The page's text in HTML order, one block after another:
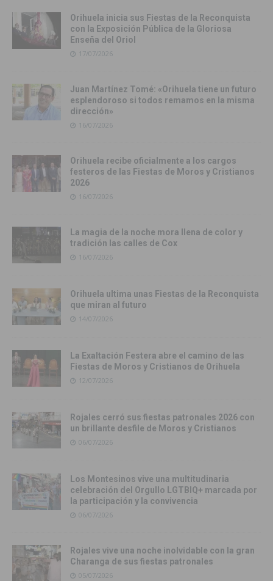
Orihuela inicia sus Fiestas de la Reconquista
con la Exposición Pública de la Gloriosa
Enseña del Oriol
17/07/2026
Juan Martínez Tomé: «Orihuela tiene un futuro
esplendoroso si todos remamos en la misma
dirección»
16/07/2026
Orihuela recibe oficialmente a los cargos
festeros de las Fiestas de Moros y Cristianos
2026
16/07/2026
La magia de la noche mora llena de color y
tradición las calles de Cox
16/07/2026
Orihuela ultima unas Fiestas de la Reconquista
que miran al futuro
14/07/2026
La Exaltación Festera abre el camino de las
Fiestas de Moros y Cristianos de Orihuela
12/07/2026
Rojales cerró sus fiestas patronales 2026 con
un brillante desfile de Moros y Cristianos
06/07/2026
Los Montesinos vive una multitudinaria
celebración del Orgullo LGTBIQ+ marcada por
la participación y la convivencia
06/07/2026
Rojales vive una noche inolvidable con la gran
Charanga de sus fiestas patronales
05/07/2026